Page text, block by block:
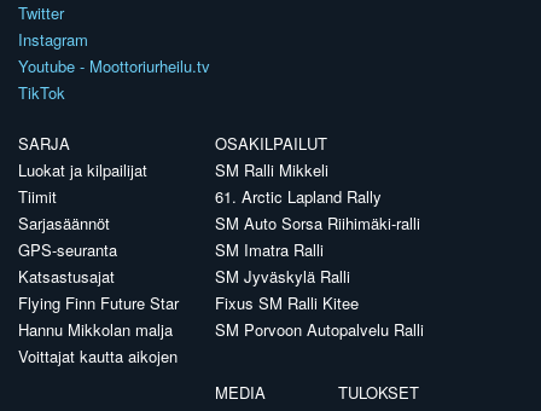
Twitter
Instagram
Youtube - Moottoriurheilu.tv
TikTok
SARJA
Luokat ja kilpailijat
Tiimit
Sarjasäännöt
GPS-seuranta
Katsastusajat
Flying Finn Future Star
Hannu Mikkolan malja
Voittajat kautta aikojen
OSAKILPAILUT
SM Ralli Mikkeli
61. Arctic Lapland Rally
SM Auto Sorsa Riihimäki-ralli
SM Imatra Ralli
SM Jyväskylä Ralli
Fixus SM Ralli Kitee
SM Porvoon Autopalvelu Ralli
MEDIA
TULOKSET